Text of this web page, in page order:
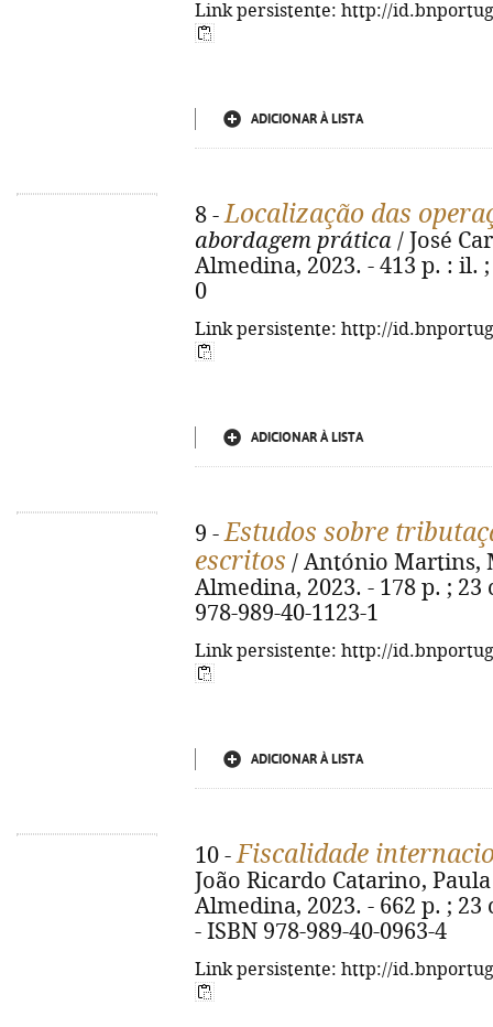
Link persistente: http://
ADICIONAR À LISTA
8 -Localização das
abordagem prática / José
Almedina, 2023. - 413 p. : il.
0
Link persistente: http://
ADICIONAR À LISTA
9 -Estudos sobre
escritos / António Martins,
Almedina, 2023. - 178 p. ;
978-989-40-1123-1
Link persistente: http://
ADICIONAR À LISTA
10 -Fiscalidade
João Ricardo Catarino,
Almedina, 2023. - 662 p. ;
- ISBN 978-989-40-0963-4
Link persistente: http://